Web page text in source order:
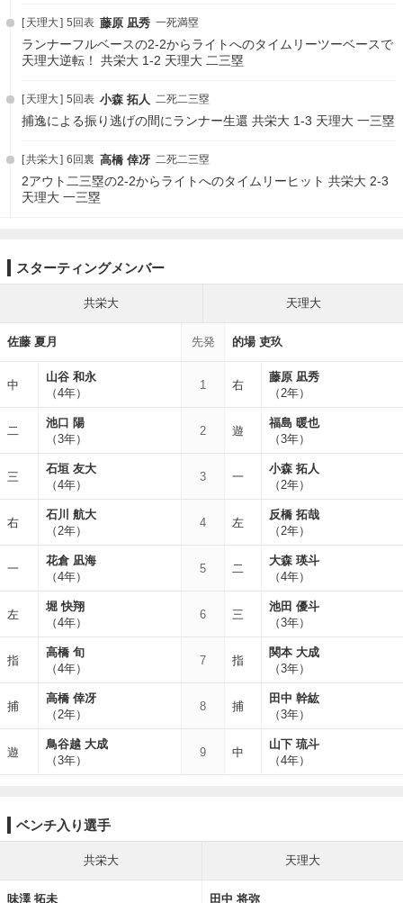
天理大 5回表 藤原 凪秀 一死満塁
ランナーフルベースの2-2からライトへのタイムリーツーベースで
天理大逆転！ 共栄大 1-2 天理大 二三塁
天理大 5回表 小森 拓人 二死二三塁
捕逸による振り逃げの間にランナー生還 共栄大 1-3 天理大 一三塁
共栄大 6回裏 高橋 倖冴 二死二三塁
2アウト二三塁の2-2からライトへのタイムリーヒット 共栄大 2-3
天理大 一三塁
スターティングメンバー
共栄大 天理大
佐藤 夏月 先発 的場 吏玖
中
山谷 和永
（4年）
1 右
藤原 凪秀
（2年）
二
池口 陽
（3年）
2 遊
福島 暖也
（3年）
三
石垣 友大
（4年）
3 一
小森 拓人
（2年）
右
石川 航大
（2年）
4 左
反橋 拓哉
（2年）
一
花倉 凪海
（4年）
5 二
大森 瑛斗
（4年）
左
堀 快翔
（4年）
6 三
池田 優斗
（3年）
指
高橋 旬
（4年）
7 指
関本 大成
（3年）
捕
高橋 倖冴
（2年）
8 捕
田中 幹紘
（3年）
遊
鳥谷越 大成
（3年）
9 中
山下 琉斗
（4年）
ベンチ入り選手
共栄大 天理大
味澤 拓未 田中 将弥